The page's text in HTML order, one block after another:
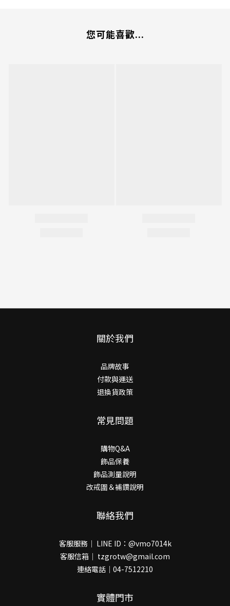
您可能喜歡...
關於我們
品牌故事
付款與運送
退換貨政策
常見問題
購物Q&A
飾品保養
飾品測量說明
改戒圍＆補鑽說明
聯絡我們
客服服務｜ LINE ID：@vmo7014k
客服信箱｜ tzgrotw@gmail.com
連絡電話｜04-7512210
實體門市